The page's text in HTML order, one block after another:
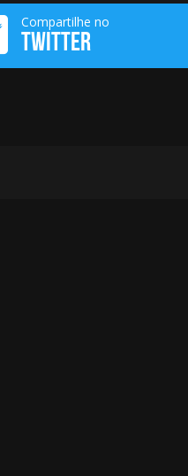
Compartilhe no
TWITTER